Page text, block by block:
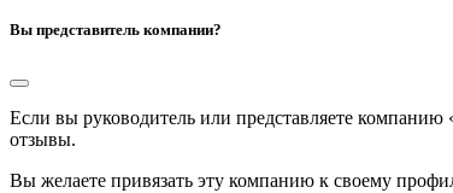
Вы представитель компании?
Если вы руководитель или представляете компанию
отзывы.
Вы желаете привязать эту компанию к своему